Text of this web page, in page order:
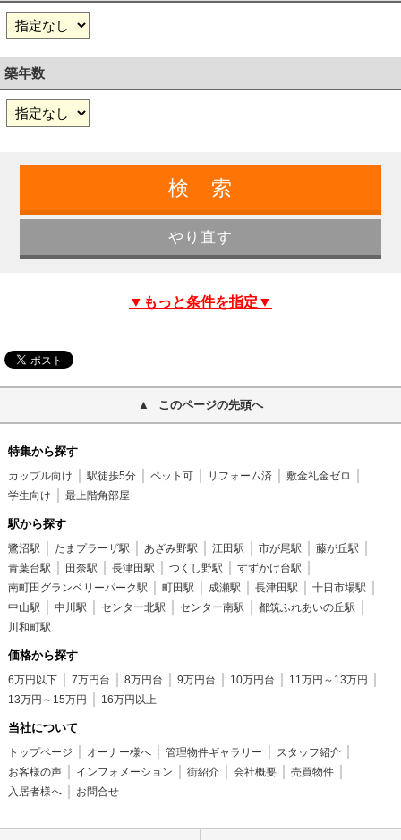
築年数
▼もっと条件を指定▼
このページの先頭へ
特集から探す
カップル向け 駅徒歩5分 ペット可 リフォーム済
敷金礼金ゼロ
学生向け
最上階角部屋
駅から探す
鷺沼駅 たまプラーザ駅 あざみ野駅 江田駅 市が尾駅
藤が丘駅
青葉台駅
田奈駅 長津田駅 つくし野駅
すずかけ台駅
南町田グランベリーパーク駅
町田駅 成瀬駅 長津田駅
十日市場駅
中山駅
中川駅 センター北駅 センター南駅
都筑ふれあいの丘駅
川和町駅
価格から探す
6万円以下 7万円台 8万円台 9万円台 10万円台
11万円～13万円
13万円～15万円
16万円以上
当社について
トップページ オーナー様へ 管理物件ギャラリー
スタッフ紹介
お客様の声
インフォメーション 街紹介 会社概要
売買物件
入居者様へ
お問合せ